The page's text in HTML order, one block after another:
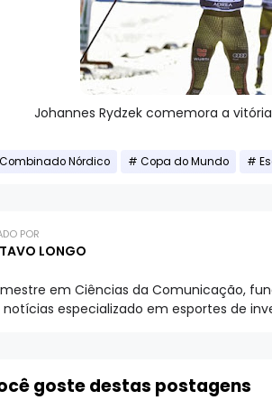
Johannes Rydzek comemora a
Combinado Nórdico Copa do Mundo
POR
LONGO
em Ciências da Comunicação,
notícias especializado em esportes de
goste destas postagens